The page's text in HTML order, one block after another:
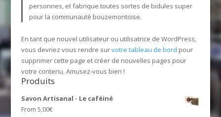
personnes, et fabrique toutes sortes de bidules super
pour la communauté bouzemontoise.
En tant que nouvel utilisateur ou utilisatrice de WordPress,
vous devriez vous rendre survotre tableau de bord pour
supprimer cette page et créer de nouvelles pages pour
votre contenu. Amusez-vous bien !
Produits
Savon Artisanal - Le caféiné
From 5,00€